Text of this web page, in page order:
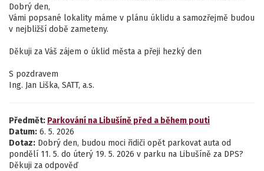
Dobrý den,
Vámi popsané lokality máme v plánu úklidu a samozřejmě budou
v nejbližší době zameteny.
Děkuji za Váš zájem o úklid města a přeji hezký den
S pozdravem
Ing. Jan Liška, SATT, a.s.
Předmět: Parkování na Libušíně před a během pouti
Datum: 6. 5. 2026
Dotaz: Dobrý den, budou moci řidiči opět parkovat auta od
pondělí 11. 5. do úterý 19. 5. 2026 v parku na Libušíně za DPS?
Děkuji za odpověď